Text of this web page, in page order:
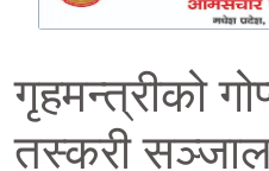
गृहमन्त्रीको
तस्करी